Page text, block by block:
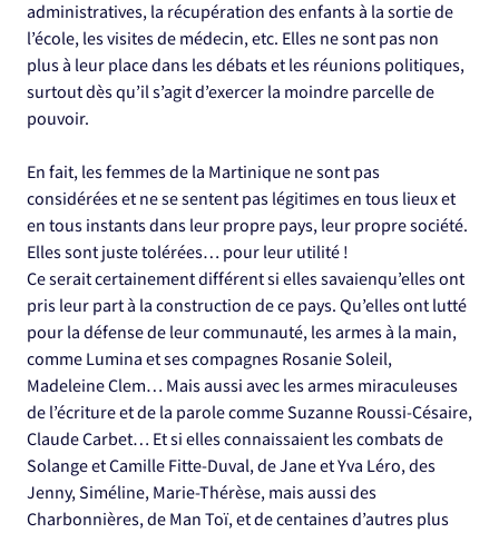
administratives, la récupération des enfants à la sortie de
l’école, les visites de médecin, etc. Elles ne sont pas non
plus à leur place dans les débats et les réunions politiques,
surtout dès qu’il s’agit d’exercer la moindre parcelle de
pouvoir.
En fait, les femmes de la Martinique ne sont pas
considérées et ne se sentent pas légitimes en tous lieux et
en tous instants dans leur propre pays, leur propre société.
Elles sont juste tolérées… pour leur utilité !
Ce serait certainement différent si elles savaienqu’elles ont
pris leur part à la construction de ce pays. Qu’elles ont lutté
pour la défense de leur communauté, les armes à la main,
comme Lumina et ses compagnes Rosanie Soleil,
Madeleine Clem… Mais aussi avec les armes miraculeuses
de l’écriture et de la parole comme Suzanne Roussi-Césaire,
Claude Carbet… Et si elles connaissaient les combats de
Solange et Camille Fitte-Duval, de Jane et Yva Léro, des
Jenny, Siméline, Marie-Thérèse, mais aussi des
Charbonnières, de Man Toï, et de centaines d’autres plus